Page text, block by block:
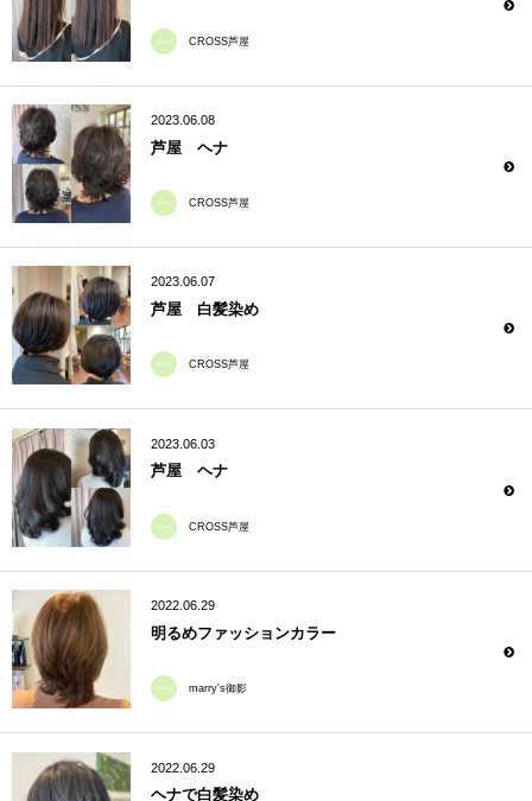
CROSS芦屋
2023.06.08
芦屋 ヘナ
CROSS芦屋
2023.06.07
芦屋 白髪染め
CROSS芦屋
2023.06.03
芦屋 ヘナ
CROSS芦屋
2022.06.29
明るめファッションカラー
marry's御影
2022.06.29
ヘナで白髪染め